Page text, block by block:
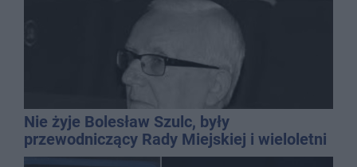
Nie żyje Bolesław Szulc, były
przewodniczący Rady Miejskiej i wieloletni
dyrektor SP 14